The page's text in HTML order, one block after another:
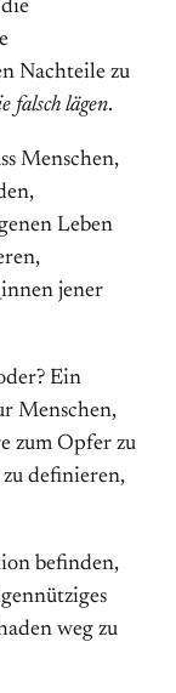
Nachteile zu
falsch lägen.
Menschen,
Leben
jener
Ein
Menschen,
zum Opfer zu
definieren,
befinden,
weg zu